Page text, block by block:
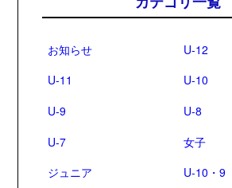
お知らせ
U-12
U-11
U-10
U-9
U-8
U-7
女子
ジュニア
U-10・9